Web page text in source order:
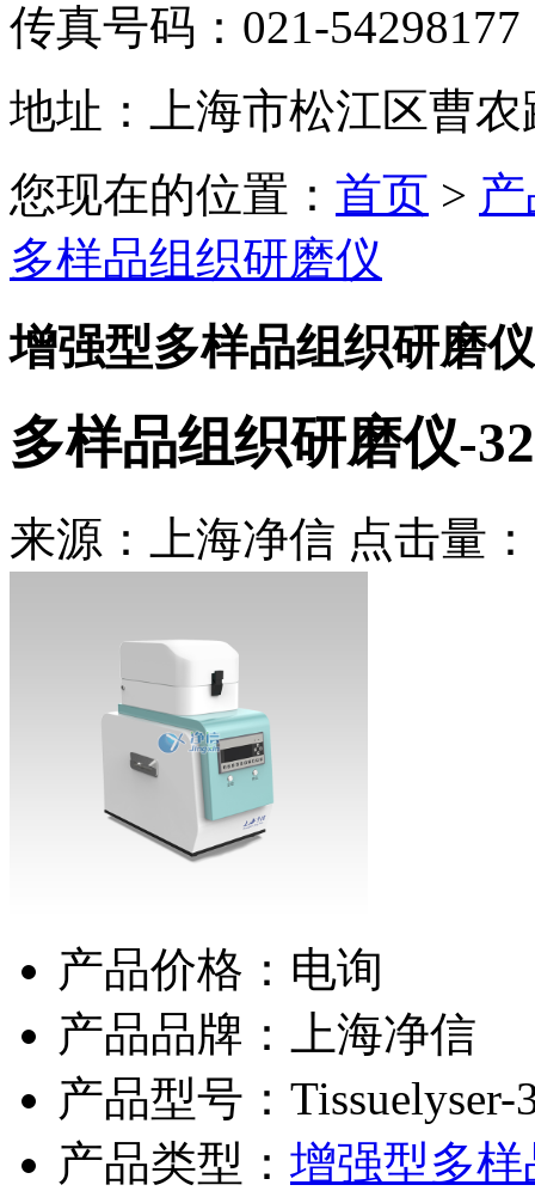
传真号码：021-54298177
地址：上海市松江区曹农
您现在的位置： 首页 >
多样品组织研磨仪
增强型多样品组织研磨仪
多样品组织研磨仪-
来源：上海净信 点击量：
产品价格：电询
产品品牌：上海净信
产品型号：Tissuelyser-
产品类型： 增强型多